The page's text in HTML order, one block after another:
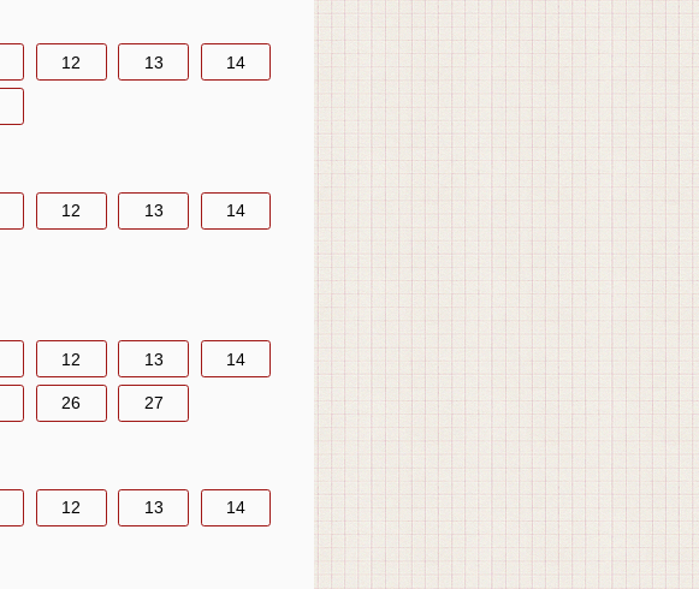
12 13 14
12 13 14
12 13 14
26 27
12 13 14